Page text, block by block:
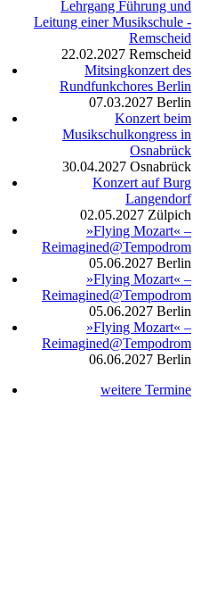
Lehrgang Führung und
Leitung einer Musikschule -
Remscheid
22.02.2027 Remscheid
Mitsingkonzert des
Rundfunkchores Berlin
07.03.2027 Berlin
Konzert beim
Musikschulkongress in
Osnabrück
30.04.2027 Osnabrück
Konzert auf Burg
Langendorf
02.05.2027 Zülpich
»Flying Mozart« –
Reimagined@Tempodrom
05.06.2027 Berlin
»Flying Mozart« –
Reimagined@Tempodrom
05.06.2027 Berlin
»Flying Mozart« –
Reimagined@Tempodrom
06.06.2027 Berlin
weitere Termine